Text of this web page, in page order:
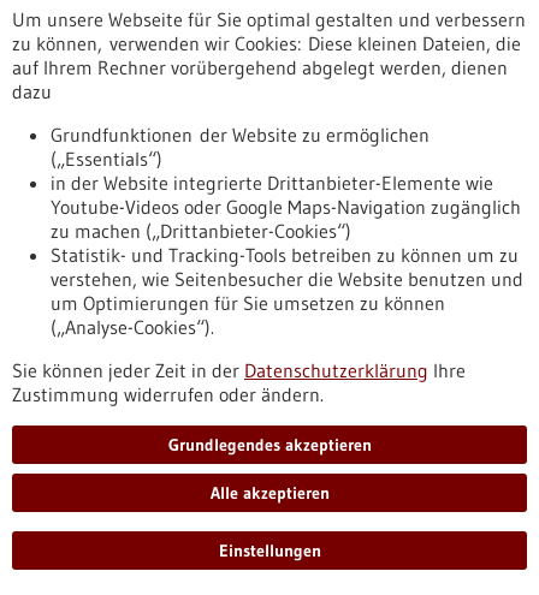
United Kingdom and Germany
Online,Informationsveranstaltung
https://www.bio-pro.de/veranstaltungen/lunch-learn-
market-access-and-opportunities-medtech-companies-
united-kingdom-and-germany
Veranstaltung -14.12.2022-15.12.2022
Meet & Match Cell and Gene Therapy
Online,Meet & Match
https://www.bio-pro.de/veranstaltungen/vergangene-
veranstaltungen/meet-match-cell-and-gene-therapy
Roadmap Gesundheitsdatennutzung
Zuordnung zu den UAGs der AG2
Um unsere Webseite für Sie optimal gestalten und verbessern
zu können, verwenden wir Cookies: Diese kleinen Dateien, die
auf Ihrem Rechner vorübergehend abgelegt werden, dienen
dazu
Grundfunktionen der Website zu ermöglichen
(„Essentials“)
in der Website integrierte Drittanbieter-Elemente wie
Youtube-Videos oder Google Maps-Navigation zugänglich
zu machen („Drittanbieter-Cookies“)
Statistik- und Tracking-Tools betreiben zu können um zu
verstehen, wie Seitenbesucher die Website benutzen und
um Optimierungen für Sie umsetzen zu können
(„Analyse-Cookies“).
Sie können jeder Zeit in der Datenschutzerklärung Ihre
Zustimmung widerrufen oder ändern.
Grundlegendes akzeptieren
Alle akzeptieren
Einstellungen